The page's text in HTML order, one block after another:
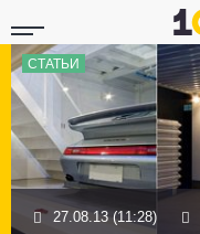
СТАТЬИ
27.08.13 (11:28)